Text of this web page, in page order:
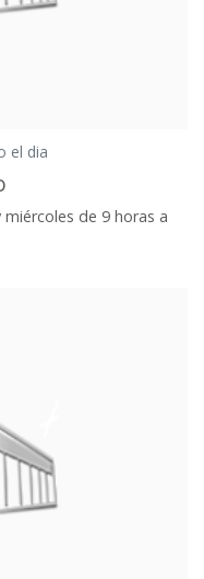
el dia
de 9 horas a